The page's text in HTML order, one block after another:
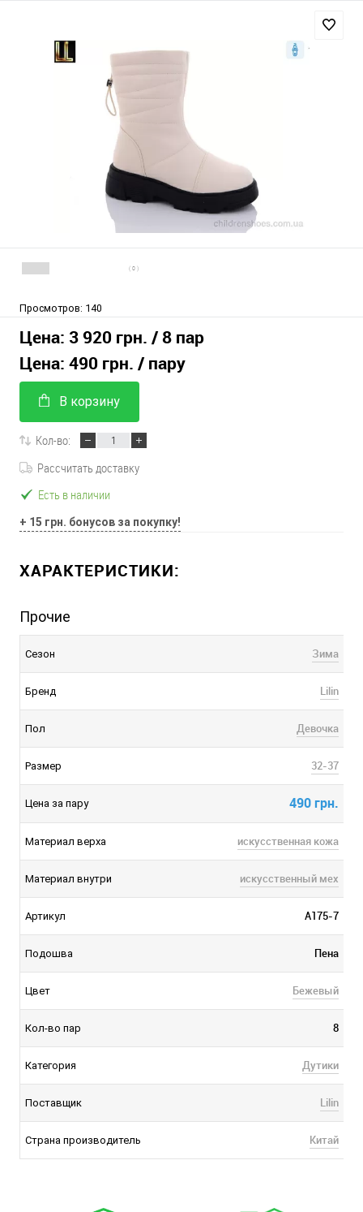
( 0 )
Просмотров: 140
Цена: 3 920 грн. / 8 пар
Цена: 490 грн. / пару
В корзину
Кол-во:
Рассчитать доставку
Есть в наличии
+ 15 грн. бонусов за покупку!
ХАРАКТЕРИСТИКИ:
Прочие
Сезон Зима
Бренд Lilin
Пол Девочка
Размер 32-37
Цена за пару 490 грн.
Материал верха искусственная кожа
Материал внутри искусственный мех
Артикул A175-7
Подошва Пена
Цвет Бежевый
Кол-во пар 8
Категория Дутики
Поставщик Lilin
Страна производитель Китай